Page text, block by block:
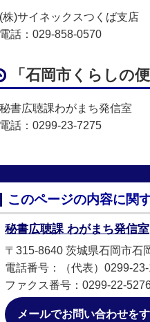
(株)サイネックスつくば支店
電話：029-858-0570
「石岡市くらしの
秘書広聴課わがまち発信室
電話：0299-23-7275
このページの内容に関
秘書広聴課 わがまち発信室
〒315-8640 茨城県石岡市石
電話番号：（代表）0299-
ファクス番号：0299-22-
メールでお問い合わせを